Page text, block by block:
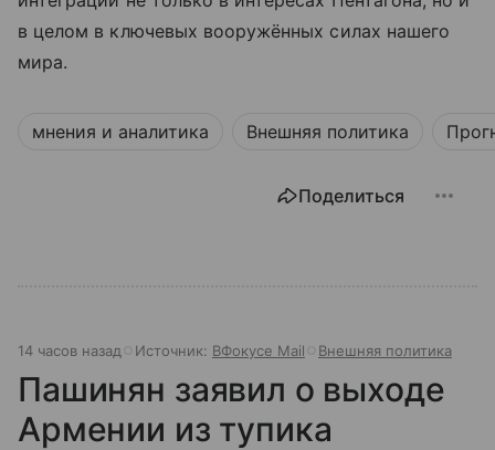
в целом в ключевых вооружённых силах нашего
мира.
мнения и аналитика Внешняя политика
Поделиться
14 часов назад Источник: ВФокусе Mail Внешняя политика
Пашинян заявил о выходе
Армении из тупика